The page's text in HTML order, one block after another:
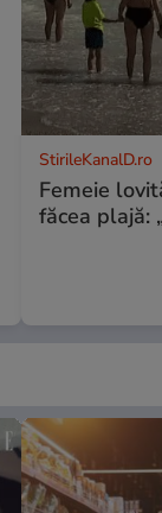
StirileKanalD.ro
Femeie
făcea plajă: